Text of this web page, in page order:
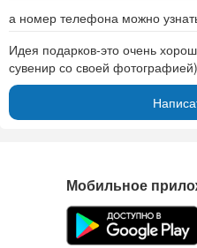
а номер телефона можно
Идея подарков-это очень
сувенир со своей
Мобильное